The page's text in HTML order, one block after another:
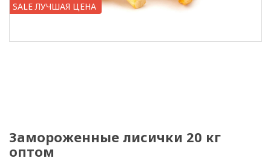
SALE ЛУЧШАЯ ЦЕНА
Замороженные лисички 20 кг
оптом